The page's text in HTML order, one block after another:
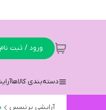
ورود / ثبت نام
دسته‌بندی کالاها
آرایشی پرنسس